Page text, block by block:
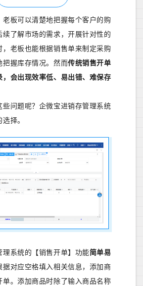
老板可以清楚地把握每个客户的购
续了解市场的需求，开展针对性的
，老板也能根据销售单来制定采购
把握库存情况。然而传统销售开单
，会出现效率低、易出错、难保存
些问题呢？企微宝进销存管理系统
择。
理系统的【销售开单】功能简单易
据对应空格填入相关信息，添加商
单。添加商品时除了输入商品名称